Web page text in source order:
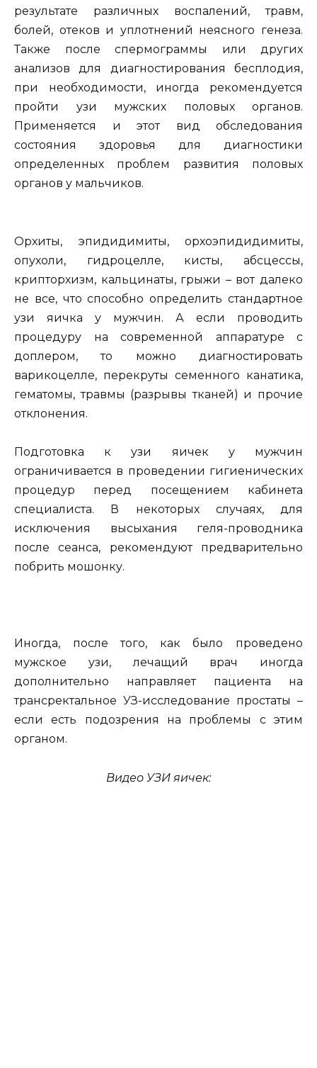
результате различных воспалений, травм,
болей, отеков и уплотнений неясного генеза.
Также после спермограммы или других
анализов для диагностирования бесплодия,
при необходимости, иногда рекомендуется
пройти узи мужских половых органов.
Применяется и этот вид обследования
состояния здоровья для диагностики
определенных проблем развития половых
органов у мальчиков.
Орхиты, эпидидимиты, орхоэпидидимиты,
опухоли, гидроцелле, кисты, абсцессы,
крипторхизм, кальцинаты, грыжи – вот далеко
не все, что способно определить стандартное
узи яичка у мужчин. А если проводить
процедуру на современной аппаратуре с
доплером, то можно диагностировать
варикоцелле, перекруты семенного канатика,
гематомы, травмы (разрывы тканей) и прочие
отклонения.
Подготовка к узи яичек у мужчин
ограничивается в проведении гигиенических
процедур перед посещением кабинета
специалиста. В некоторых случаях, для
исключения высыхания геля-проводника
после сеанса, рекомендуют предварительно
побрить мошонку.
Иногда, после того, как было проведено
мужское узи, лечащий врач иногда
дополнительно направляет пациента на
трансректальное УЗ-исследование простаты –
если есть подозрения на проблемы с этим
органом.
Видео УЗИ яичек: